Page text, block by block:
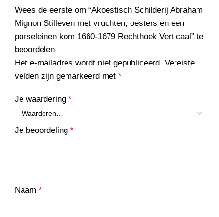
Wees de eerste om “Akoestisch Schilderij Abraham
Mignon Stilleven met vruchten, oesters en een
porseleinen kom 1660-1679 Rechthoek Verticaal” te
beoordelen
Het e-mailadres wordt niet gepubliceerd. Vereiste
velden zijn gemarkeerd met *
Je waardering *
Je beoordeling *
Naam *